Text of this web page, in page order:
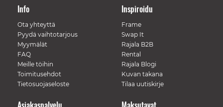
Info
Ota yhteyttä
Pyydä vaihtotarjous
Myymälät
FAQ
Meille töihin
Toimitusehdot
Tietosuojaseloste
Inspiroidu
Frame
Swap It
Rajala B2B
Rental
Rajala Blogi
Kuvan takana
Tilaa uutiskirje